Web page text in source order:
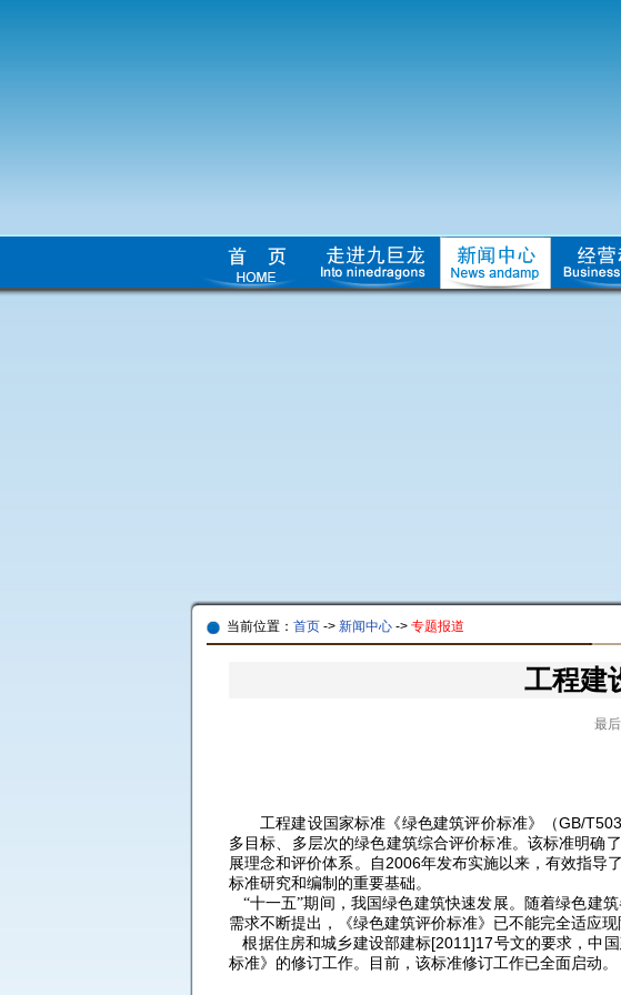
当前位置： 首页 -> 新闻中心 -> 专题报道
工程建
最
工程建设国家标准《绿色建筑评价标准》（GB/
多目标、多层次的绿色建筑综合评价标准。该标准明确
展理念和评价体系。自 2006年发布实施以来，有效指导
标准研究和编制的重要基础。
“十一五”期间，我国绿色建筑快速发展。随着绿色建
需求不断提出，《绿色建筑评价标准》已不能完全适应
根据住房和城乡建设部建标[2011]17号文的要求，中
标准》的修订工作。目前，该标准修订工作已全面启动。